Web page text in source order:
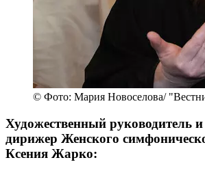
© Фото: Мария Новоселова/
Художественный руководитель
дирижер Женского
Ксения Жарко: